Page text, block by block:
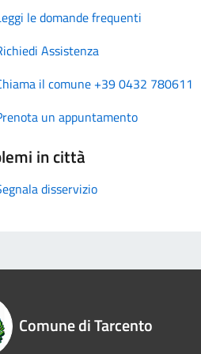
le domande frequenti
Assistenza
il comune +39 0432 780611
un appuntamento
in città
disservizio
Comune di Tarcento